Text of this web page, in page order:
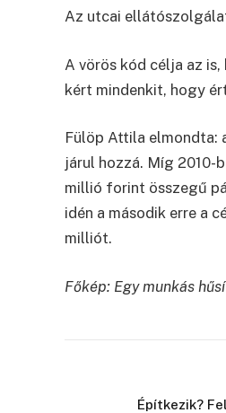
Az utcai
A vörös kód célja az
kért mindenkit, hogy
Fülöp Attila elmondta:
járul hozzá. Míg 2010-
millió forint összegű
idén a második erre a
milliót.
Főkép: Egy munkás
Építkezik?